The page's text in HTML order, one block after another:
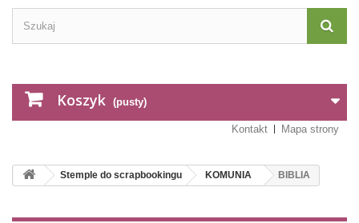
Koszyk (pusty)
Kontakt Mapa strony
Stemple do scrapbookingu KOMUNIA BIBLIA